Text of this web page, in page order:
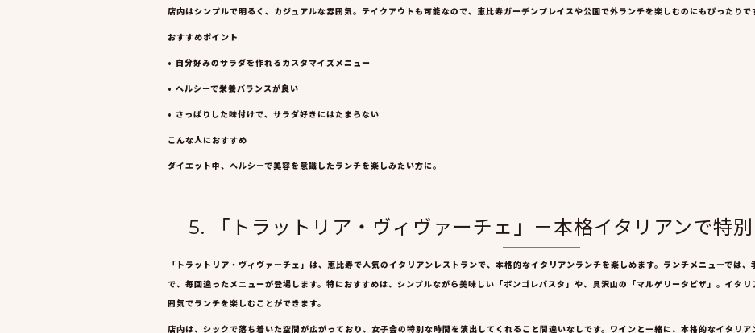
店内はシンプルで明るく、カジュアルな雰囲気。テイクアウトも可能なので、恵比寿ガーデンプレイスや公園で外ランチを楽しむのにもぴったりで
おすすめポイント
• 自分好みのサラダを作れるカスタマイズメニュー
• ヘルシーで栄養バランスが良い
• さっぱりした味付けで、サラダ好きにはたまらない
こんな人におすすめ
ダイエット中、ヘルシーで美容を意識したランチを楽しみたい方に。
5. 「トラットリア・ヴィヴァーチェ」－本格イタリアンで特
「トラットリア・ヴィヴァーチェ」は、恵比寿で人気のイタリアンレストランで、本格的なイタリアンランチを楽しめます。ランチメニューでは
で、毎回違ったメニューが登場します。特におすすめは、シンプルながら美味しい「ボンゴレパスタ」や、具沢山の「マルゲリータピザ」。イタ
囲気でランチを楽しむことができます。
店内は、シックで落ち着いた空間が広がっており、女子会の特別な時間を演出してくれること間違いなしです。ワインと一緒に、本格的なイタリア